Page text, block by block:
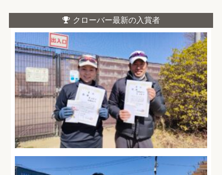
クローバー最新の入賞者